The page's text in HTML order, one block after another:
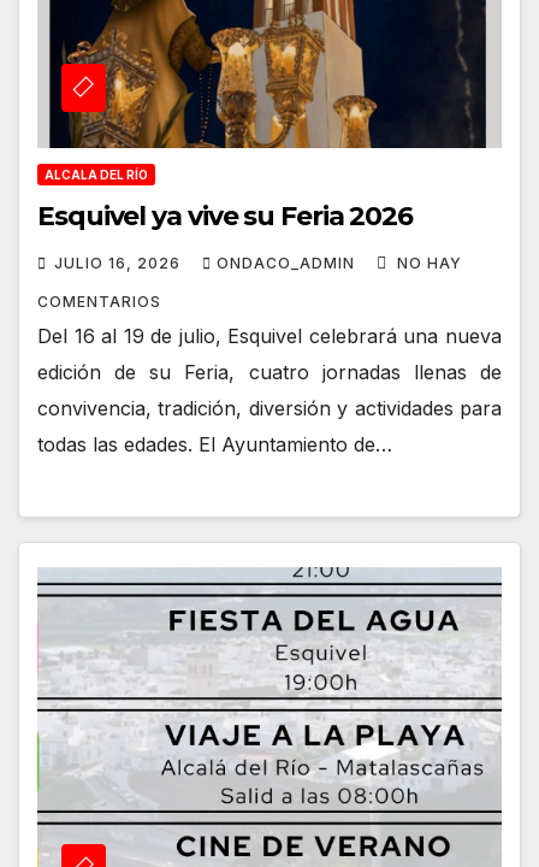
ALCALA DEL RÍO
Esquivel ya vive su Feria 2026
JULIO 16, 2026 ONDACO_ADMIN NO HAY
COMENTARIOS
Del 16 al 19 de julio, Esquivel celebrará una nueva
edición de su Feria, cuatro jornadas llenas de
convivencia, tradición, diversión y actividades para
todas las edades. El Ayuntamiento de…